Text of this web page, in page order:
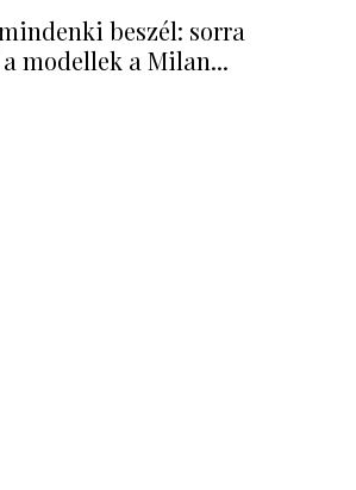
beszél: sorra
modellek a Milan...